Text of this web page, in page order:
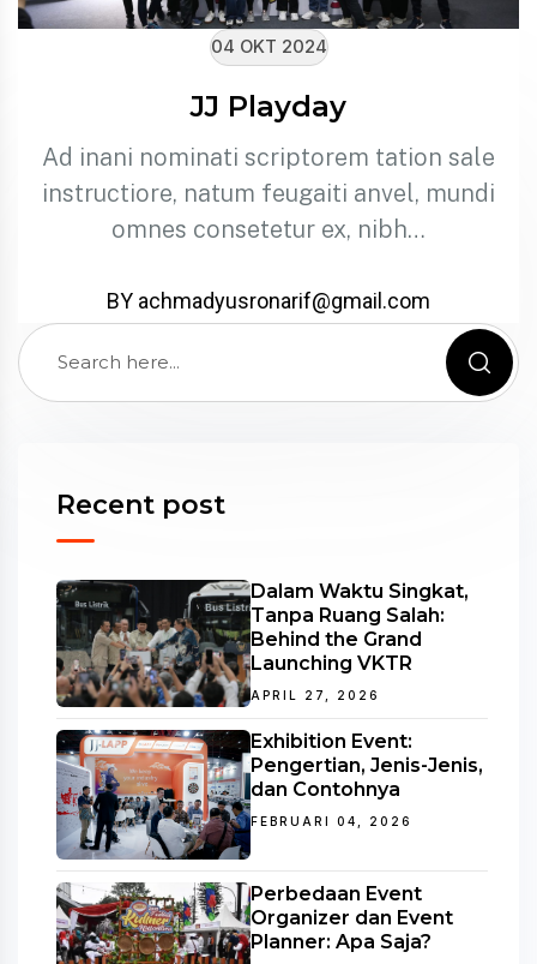
04 OKT 2024
JJ Playday
Ad inani nominati scriptorem tation sale
instructiore, natum feugaiti anvel, mundi
omnes consetetur ex, nibh…
BY achmadyusronarif@gmail.com
Recent post
Dalam Waktu Singkat,
Tanpa Ruang Salah:
Behind the Grand
Launching VKTR
APRIL 27, 2026
Exhibition Event:
Pengertian, Jenis-Jenis,
dan Contohnya
FEBRUARI 04, 2026
Perbedaan Event
Organizer dan Event
Planner: Apa Saja?